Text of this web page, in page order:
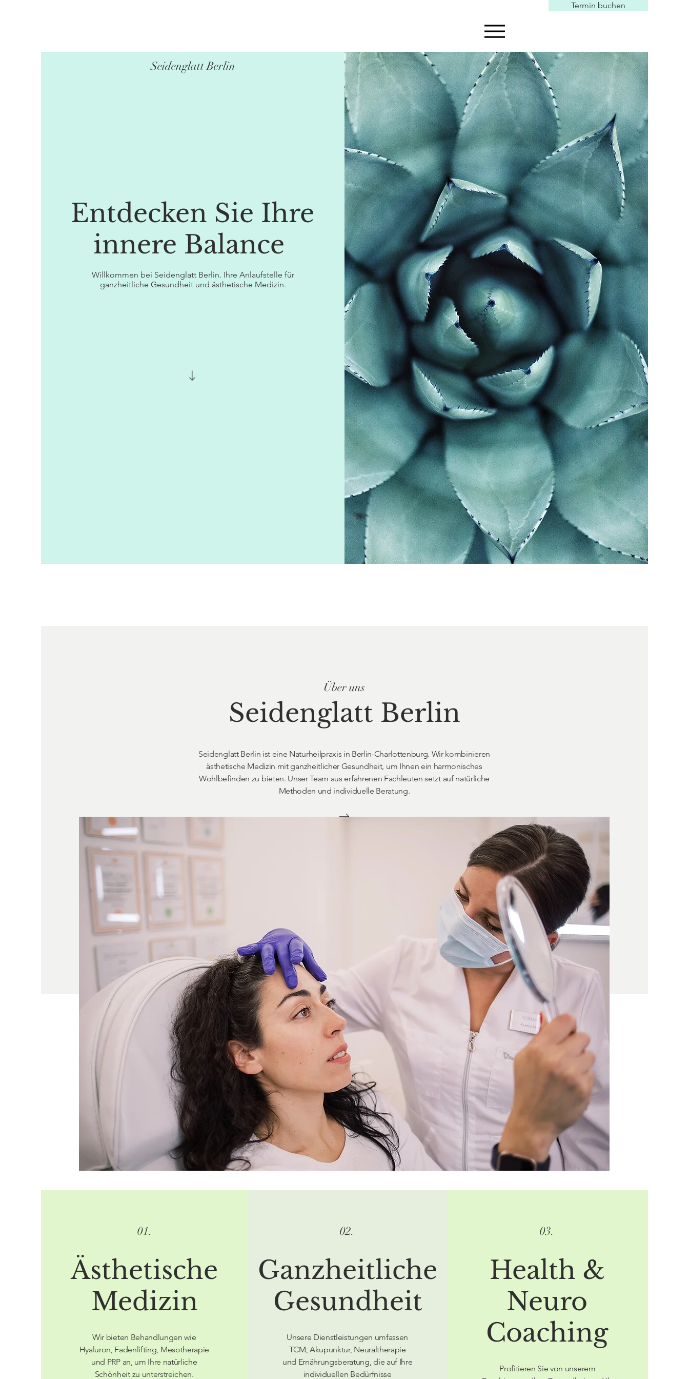
Termin buchen
Seidenglatt Berlin
Entdecken Sie Ihre
innere Balance
Willkommen bei Seidenglatt Berlin. Ihre Anlaufstelle für
ganzheitliche Gesundheit und ästhetische Medizin.
Über uns
Seidenglatt Berlin
Seidenglatt Berlin ist eine Naturheilpraxis in Berlin-Charlottenburg. Wir kombinieren
ästhetische Medizin mit ganzheitlicher Gesundheit, um Ihnen ein harmonisches
Wohlbefinden zu bieten. Unser Team aus erfahrenen Fachleuten setzt auf natürliche
Methoden und individuelle Beratung.
01.
Ästhetische
Medizin
Wir bieten Behandlungen wie
Hyaluron, Fadenlifting, Mesotherapie
und PRP an, um Ihre natürliche
Schönheit zu unterstreichen.
02.
Ganzheitliche
Gesundheit
Unsere Dienstleistungen umfassen
TCM, Akupunktur, Neuraltherapie
und Ernährungsberatung, die auf Ihre
individuellen Bedürfnisse
03.
Health &
Neuro
Coaching
Profitieren Sie von unserem